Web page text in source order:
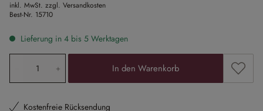
inkl. MwSt. zzgl. Versandkosten
Best-Nr. 15710
Lieferung in 4 bis 5 Werktagen
Produkt Anzahl: Gib den gewünschten Wert ein oder
In den Warenkorb Zum
Kostenfreie Rücksendung